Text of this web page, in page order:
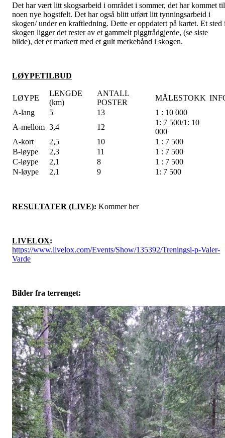
Det har vært litt skogsarbeid i området i sommer, det har kommet til
noen nye hogstfelt. Det har også blitt utført litt tynningsarbeid i
skogen/ under en kraftledning. Dette er oppdatert på kartet. Et sted
skogen ligger det rester av et gammelt piggtrådgjerde, (se siste
bilde), det er markert med et gult merkebånd i skogen.
LØYPETILBUD
LØYPE
LENGDE
(km)
ANTALL
POSTER
MÅLESTOKK
A-lang
5 13
1 : 10 000
A-mellom 3,4 12
1: 7 500/1: 10
000
A-kort
2,5 10
1 : 7 500
B-løype
2,3 11
1 : 7 500
C-løype
2,1 8
1 : 7 500
N-løype
2,1 9 1: 7 500
RESULTATER (LIVE): Kommer her
LIVELOX:
https://www.livelox.com/Events/Show/135392/Treningsl-p-Valer-
Varde
Bilder fra terrenget: